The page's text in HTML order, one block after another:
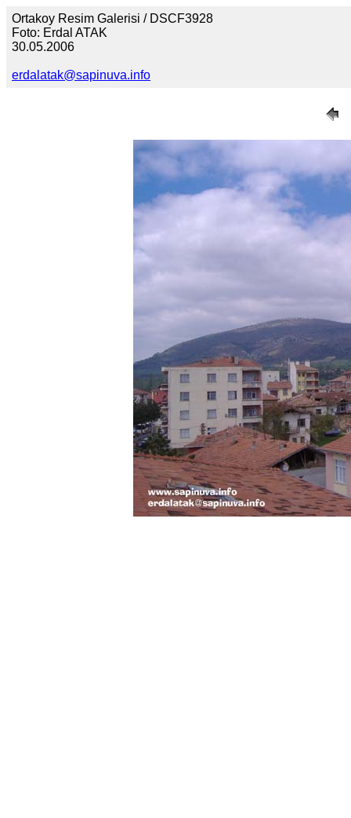
Ortakoy Resim Galerisi / DSCF3928
Foto: Erdal ATAK
30.05.2006
erdalatak@sapinuva.info